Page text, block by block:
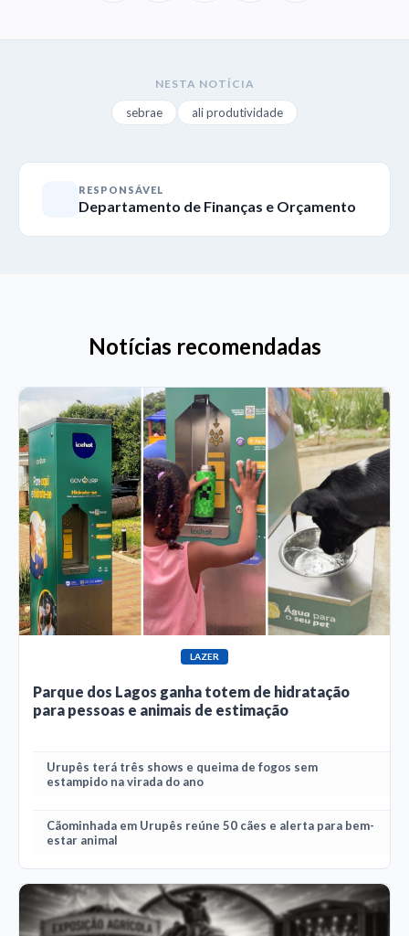
NESTA NOTÍCIA
sebrae ali produtividade
RESPONSÁVEL
Departamento de Finanças e Orçamento
Notícias recomendadas
LAZER
Parque dos Lagos ganha totem de hidratação
para pessoas e animais de estimação
Urupês terá três shows e queima de fogos sem
estampido na virada do ano
Cãominhada em Urupês reúne 50 cães e alerta para bem-
estar animal